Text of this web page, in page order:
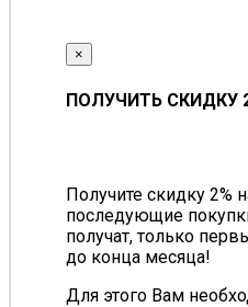
×
ПОЛУЧИТЬ СКИДКУ
Получите скидку 2%
последующие
получат, только
до конца месяца!
Для этого Вам